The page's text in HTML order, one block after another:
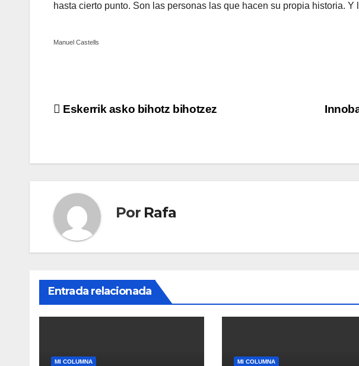
hasta cierto punto. Son las personas las que hacen su propia historia. Y
Manuel Castells
Navegación
entradas
Eskerrik asko bihotz bihotzez
Por Rafa
Entrada relacionada
MI COLUMNA MI COLUMNA